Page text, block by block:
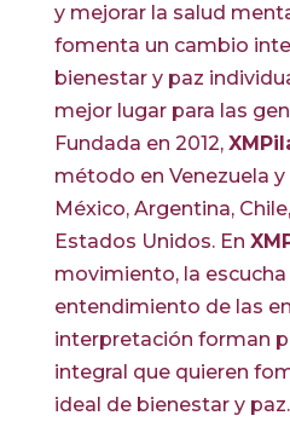
y mejorar la salud
fomenta un cambio
bienestar y paz
mejor lugar para las
Fundada en 2012,
método en Venezuela
México, Argentina,
Estados Unidos. En
movimiento, la escucha
entendimiento de las
interpretación forman
integral que quieren
ideal de bienestar y paz.